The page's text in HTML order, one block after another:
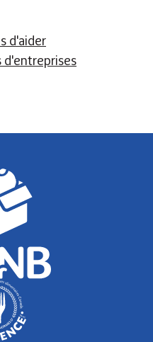
d'aider
d'entreprises